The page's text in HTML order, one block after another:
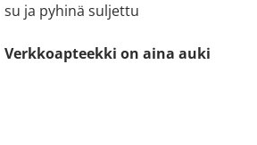
su ja pyhinä suljettu
Verkkoapteekki on aina auki